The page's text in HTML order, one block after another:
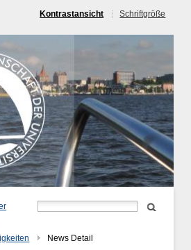
Kontrastansicht Schriftgröße
News Detail